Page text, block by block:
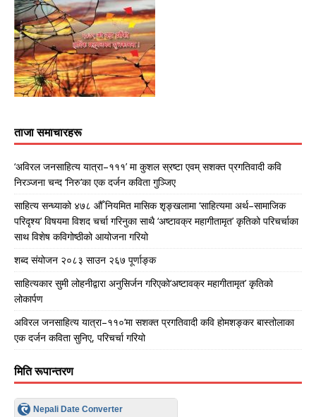
ताजा समाचारहरू
‘अविरल जनसाहित्य यात्रा–१११’ मा कुशल स्रष्टा एवम् सशक्त प्रगतिवादी कवि
निरञ्जना चन्द ‘निरु’का एक दर्जन कविता गुञ्जिए
साहित्य सन्ध्याको ४७८ औँ नियमित मासिक शृङ्खलामा ‘साहित्यमा अर्थ–सामाजिक
परिदृश्य’ विषयमा विशद चर्चा गरिनुका साथै ‘अष्टावक्र महागीतामृत’ कृतिको परिचर्चाका
साथ विशेष कविगोष्ठीको आयोजना गरियो
शब्द संयोजन २०८३ साउन २६७ पूर्णाङ्क
साहित्यकार सुमी लोहनीद्वारा अनुसिर्जन गरिएको‘अष्टावक्र महागीतामृत’ कृतिको
लोकार्पण
अविरल जनसाहित्य यात्रा–११०’मा सशक्त प्रगतिवादी कवि होमशङ्कर बास्तोलाका
एक दर्जन कविता सुनिए, परिचर्चा गरियो
मिति रूपान्तरण
Nepali Date Converter